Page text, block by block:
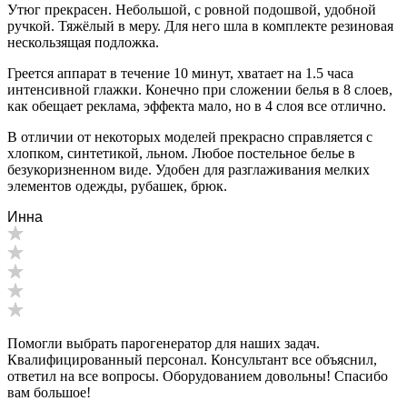
Утюг прекрасен. Небольшой, с ровной подошвой, удобной
ручкой. Тяжёлый в меру. Для него шла в комплекте резиновая
нескользящая подложка.
Греется аппарат в течение 10 минут, хватает на 1.5 часа
интенсивной глажки. Конечно при сложении белья в 8 слоев,
как обещает реклама, эффекта мало, но в 4 слоя все отлично.
В отличии от некоторых моделей прекрасно справляется с
хлопком, синтетикой, льном. Любое постельное белье в
безукоризненном виде. Удобен для разглаживания мелких
элементов одежды, рубашек, брюк.
Инна
Помогли выбрать парогенератор для наших задач.
Квалифицированный персонал. Консультант все объяснил,
ответил на все вопросы. Оборудованием довольны! Спасибо
вам большое!